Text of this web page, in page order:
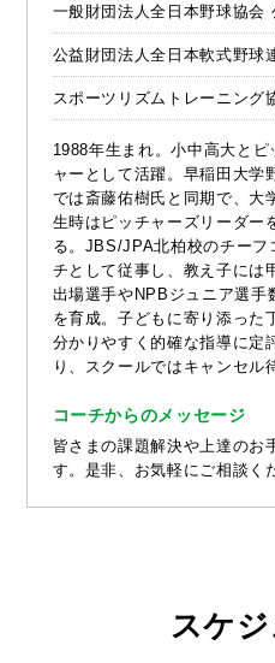
一般財団法人全日本野球協
公益財団法人全日本軟式野
スポーツリズムトレーニング
1988年生まれ。小中高大とピ
ャーとして活躍。早稲田大学
では斎藤佑樹氏と同期で、大
生時はピッチャーズリーダー
る。JBS/JPA北柏校のチーフ
チとして従事し、教え子には
出場選手やNPBジュニア選手
を育成。子どもに寄り添った
分かりやすく的確な指導に定
り、スクールではキャンセル
コーチからのメッセージ
皆さまの課題解決や上達のお
す。是非、お気軽にご相談く
スケ